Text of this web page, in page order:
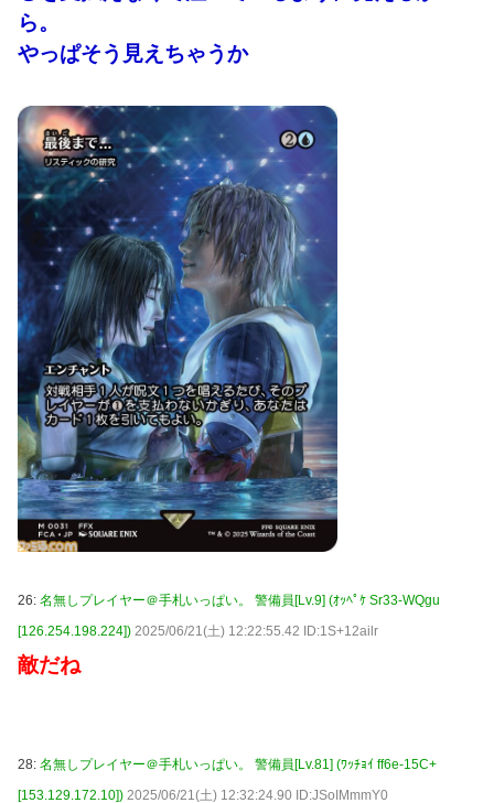
ら。
やっぱそう見えちゃうか
26: 名無しプレイヤー＠手札いっぱい。 警備員[Lv.9] (ｵｯﾍﾟｹ Sr33-WQgu
[126.254.198.224]) 2025/06/21(土) 12:22:55.42 ID:1S+12ailr
敵だね
28: 名無しプレイヤー＠手札いっぱい。 警備員[Lv.81] (ﾜｯﾁｮｲ ff6e-15C+
[153.129.172.10]) 2025/06/21(土) 12:32:24.90 ID:JSoIMmmY0